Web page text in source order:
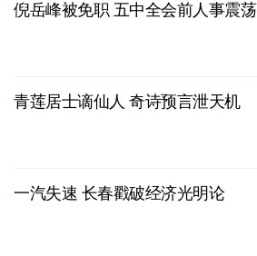
倪岳峰被免职 五中全会前人事震荡
青莲居士谪仙人 奇诗预言泄天机
一汽失速 长春戳破经济光明论